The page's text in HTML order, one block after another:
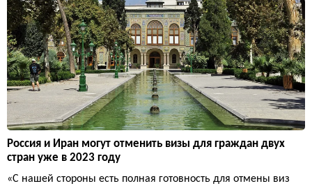
Россия и Иран могут отменить визы для граждан двух
стран уже в 2023 году
«С нашей стороны есть полная готовность для отмены виз